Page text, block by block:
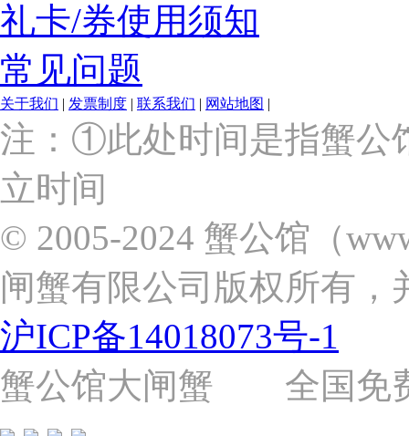
礼卡/券使用须知
常见问题
关于我们 | 发票制度 | 联系我们 | 网站地图 |
上
海
市
浦
东
区
杨
路
号
（靠
近
苗
圃
路）
注：①此处时间是指蟹公
立时间
© 2005-2024 蟹公馆（
闸蟹有限公司版权所有，
沪ICP备14018073号-1
蟹公馆大闸蟹 全国免费